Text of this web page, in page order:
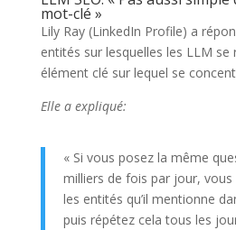
mot-clé »
Lily Ray (LinkedIn Profile) a
entités sur lesquelles les LLM se
élément clé sur lequel se
Elle a expliqué:
« Si vous posez la même
milliers de fois par jour,
les entités qu’il mentionne
puis répétez cela tous les